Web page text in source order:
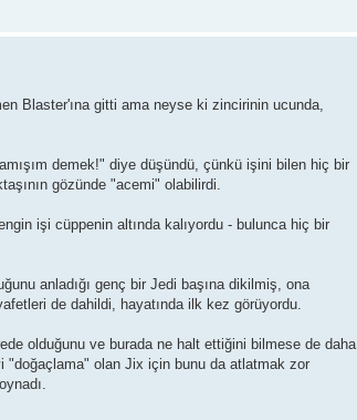
Blaster'ına gitti ama neyse ki zincirinin ucunda,
demek!" diye düşündü, çünkü işini bilen hiç bir
gözünde "acemi" olabilirdi.
işi cüppenin altında kalıyordu - bulunca hiç bir
anladığı genç bir Jedi başına dikilmiş, ona
de dahildi, hayatında ilk kez görüyordu.
olduğunu ve burada ne halt ettiğini bilmese de daha
"doğaçlama" olan Jix için bunu da atlatmak zor